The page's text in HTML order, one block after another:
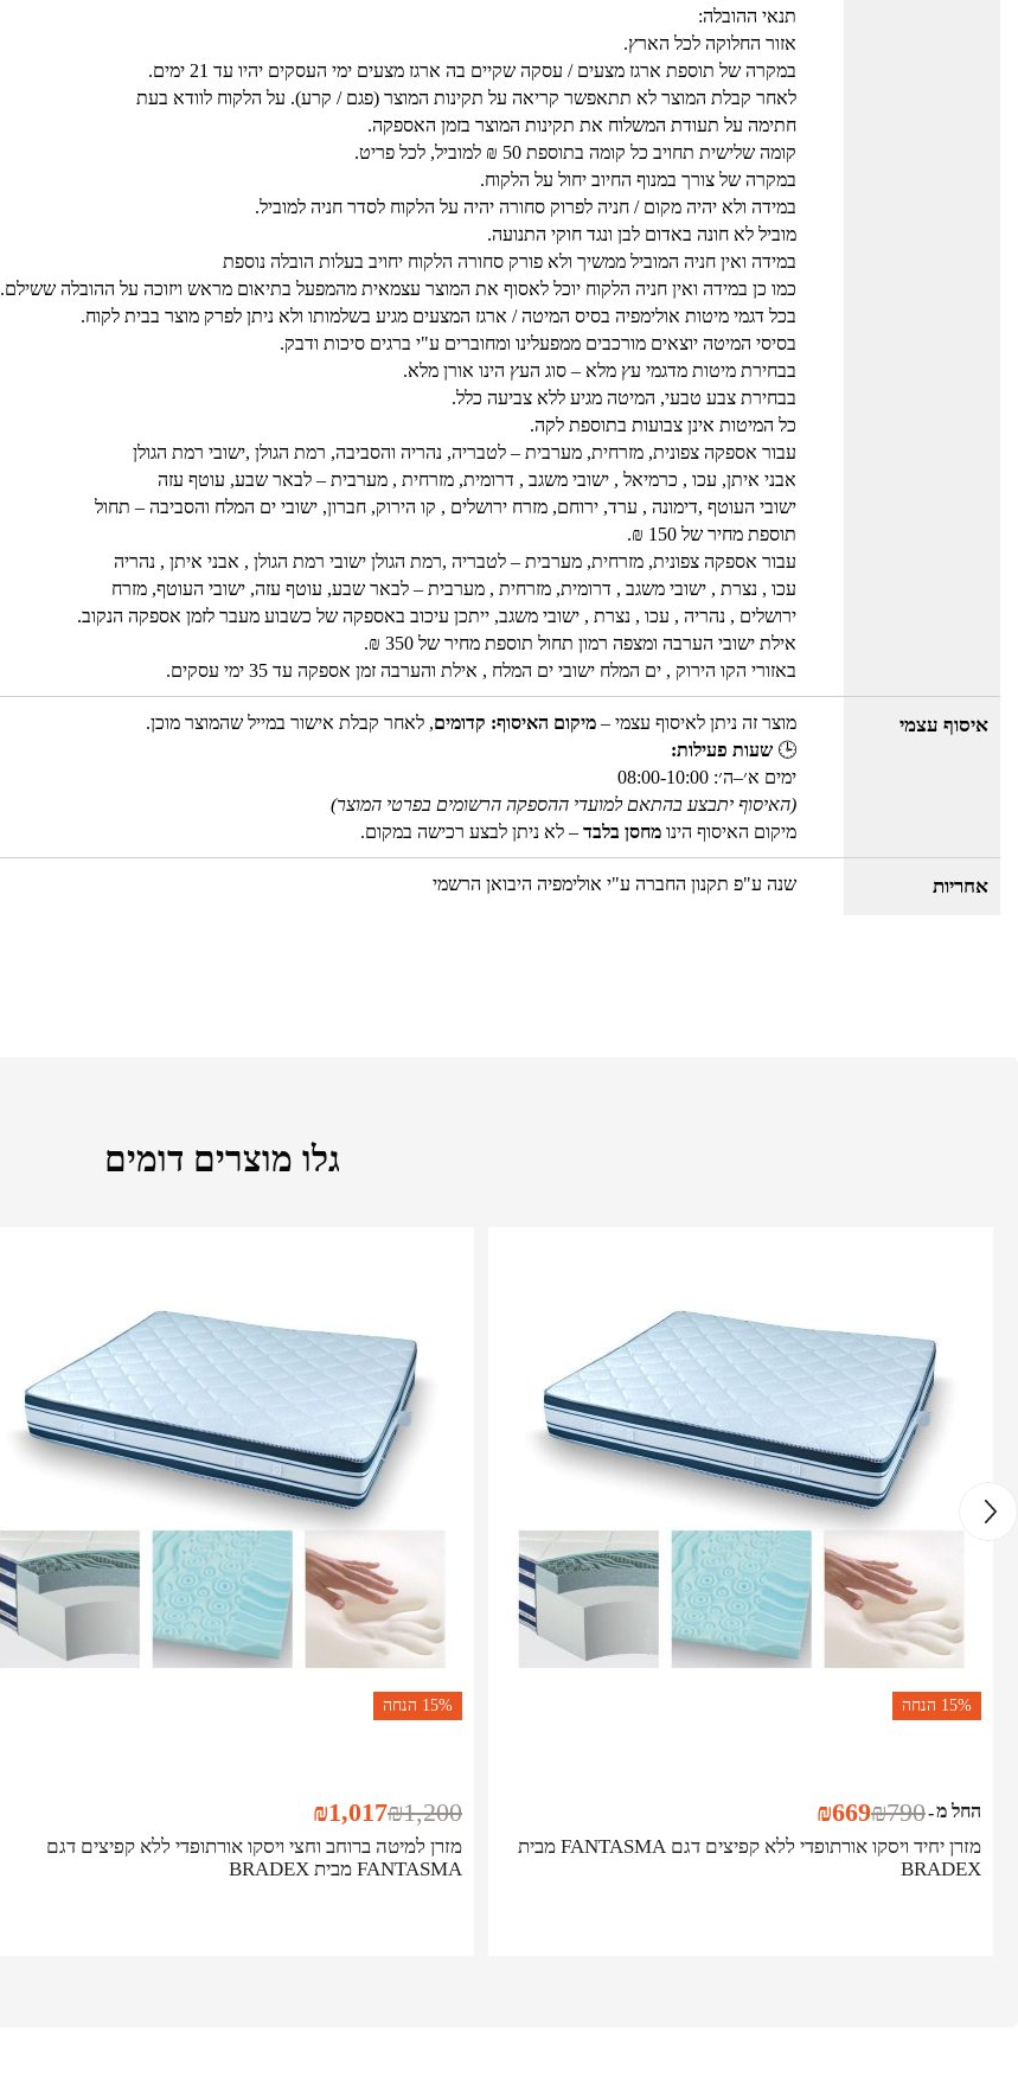
תנאי ההובלה:
אזור החלוקה לכל הארץ.
במקרה של תוספת ארגז מצעים / עסקה שקיים בה ארגז מצעים ימי העסקים יהיו עד 21 ימים.
לאחר קבלת המוצר לא תתאפשר קריאה על תקינות המוצר (פגם / קרע). על הלקוח לוודא בעת
חתימה על תעודת המשלוח את תקינות המוצר בזמן האספקה.
קומה שלישית תחויב כל קומה בתוספת 50 ₪ למוביל, לכל פריט.
במקרה של צורך במנוף החיוב יחול על הלקוח.
במידה ולא יהיה מקום / חניה לפרוק סחורה יהיה על הלקוח לסדר חניה למוביל.
מוביל לא חונה באדום לבן ונגד חוקי התנועה.
במידה ואין חניה המוביל ממשיך ולא פורק סחורה הלקוח יחויב בעלות הובלה נוספת
כמו כן במידה ואין חניה הלקוח יוכל לאסוף את המוצר עצמאית מהמפעל בתיאום מראש ויזוכה על ההובלה ששילם.
בכל דגמי מיטות אולימפיה בסיס המיטה / ארגז המצעים מגיע בשלמותו ולא ניתן לפרק מוצר בבית לקוח.
בסיסי המיטה יוצאים מורכבים ממפעלינו ומחוברים ע"י ברגים סיכות ודבק.
בבחירת מיטות מדגמי עץ מלא – סוג העץ הינו אורן מלא.
בבחירת צבע טבעי, המיטה מגיע ללא צביעה כלל.
כל המיטות אינן צבועות בתוספת לקה.
עבור אספקה צפונית, מזרחית, מערבית – לטבריה, נהריה והסביבה, רמת הגולן ,ישובי רמת הגולן
אבני איתן, עכו , כרמיאל , ישובי משגב , דרומית, מזרחית , מערבית – לבאר שבע, עוטף עזה
ישובי העוטף ,דימונה , ערד, ירוחם, מזרח ירושלים , קו הירוק, חברון, ישובי ים המלח והסביבה – תחול
תוספת מחיר של 150 ₪.
עבור אספקה צפונית, מזרחית, מערבית – לטבריה ,רמת הגולן ישובי רמת הגולן , אבני איתן , נהריה
עכו , נצרת , ישובי משגב , דרומית, מזרחית , מערבית – לבאר שבע, עוטף עזה, ישובי העוטף, מזרח
ירושלים , נהריה , עכו , נצרת , ישובי משגב, ייתכן עיכוב באספקה של כשבוע מעבר לזמן אספקה הנקוב.
אילת ישובי הערבה ומצפה רמון תחול תוספת מחיר של 350 ₪.
באזורי הקו הירוק , ים המלח ישובי ים המלח , אילת והערבה זמן אספקה עד 35 ימי עסקים.
איסוף עצמי מוצר זה ניתן לאיסוף עצמי – מיקום האיסוף: קדומים, לאחר קבלת אישור במייל שהמוצר מוכן.
🕒 שעות פעילות:
ימים א׳–ה׳: 08:00-10:00
(האיסוף יתבצע בהתאם למועדי ההספקה הרשומים בפרטי המוצר)
מיקום האיסוף הינו מחסן בלבד – לא ניתן לבצע רכישה במקום.
אחריות שנה ע"פ תקנון החברה ע"י אולימפיה היבואן הרשמי
גלו מוצרים דומים
15% הנחה
מזרן יחיד ויסקו אורתופדי ללא קפיצים דגם FANTASMA מבית
BRADEX
החל מ-
₪790
₪669
15% הנחה
מזרן למיטה ברוחב וחצי ויסקו אורתופדי ללא קפיצים דגם
FANTASMA מבית BRADEX
₪1,200
₪1,017